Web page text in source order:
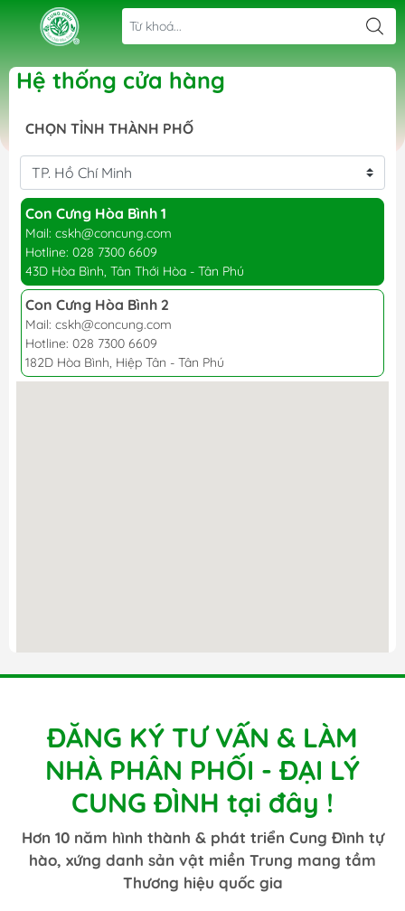
Hệ thống cửa hàng
CHỌN TỈNH THÀNH PHỐ
Con Cưng Hòa Bình 1
Mail: cskh@concung.com
Hotline: 028 7300 6609
43D Hòa Bình, Tân Thới Hòa - Tân Phú
Con Cưng Hòa Bình 2
Mail: cskh@concung.com
Hotline: 028 7300 6609
182D Hòa Bình, Hiệp Tân - Tân Phú
ĐĂNG KÝ TƯ VẤN & LÀM
NHÀ PHÂN PHỐI - ĐẠI LÝ
CUNG ĐÌNH tại đây !
Hơn 10 năm hình thành & phát triển Cung Đình tự
hào, xứng danh sản vật miền Trung mang tầm
Thương hiệu quốc gia